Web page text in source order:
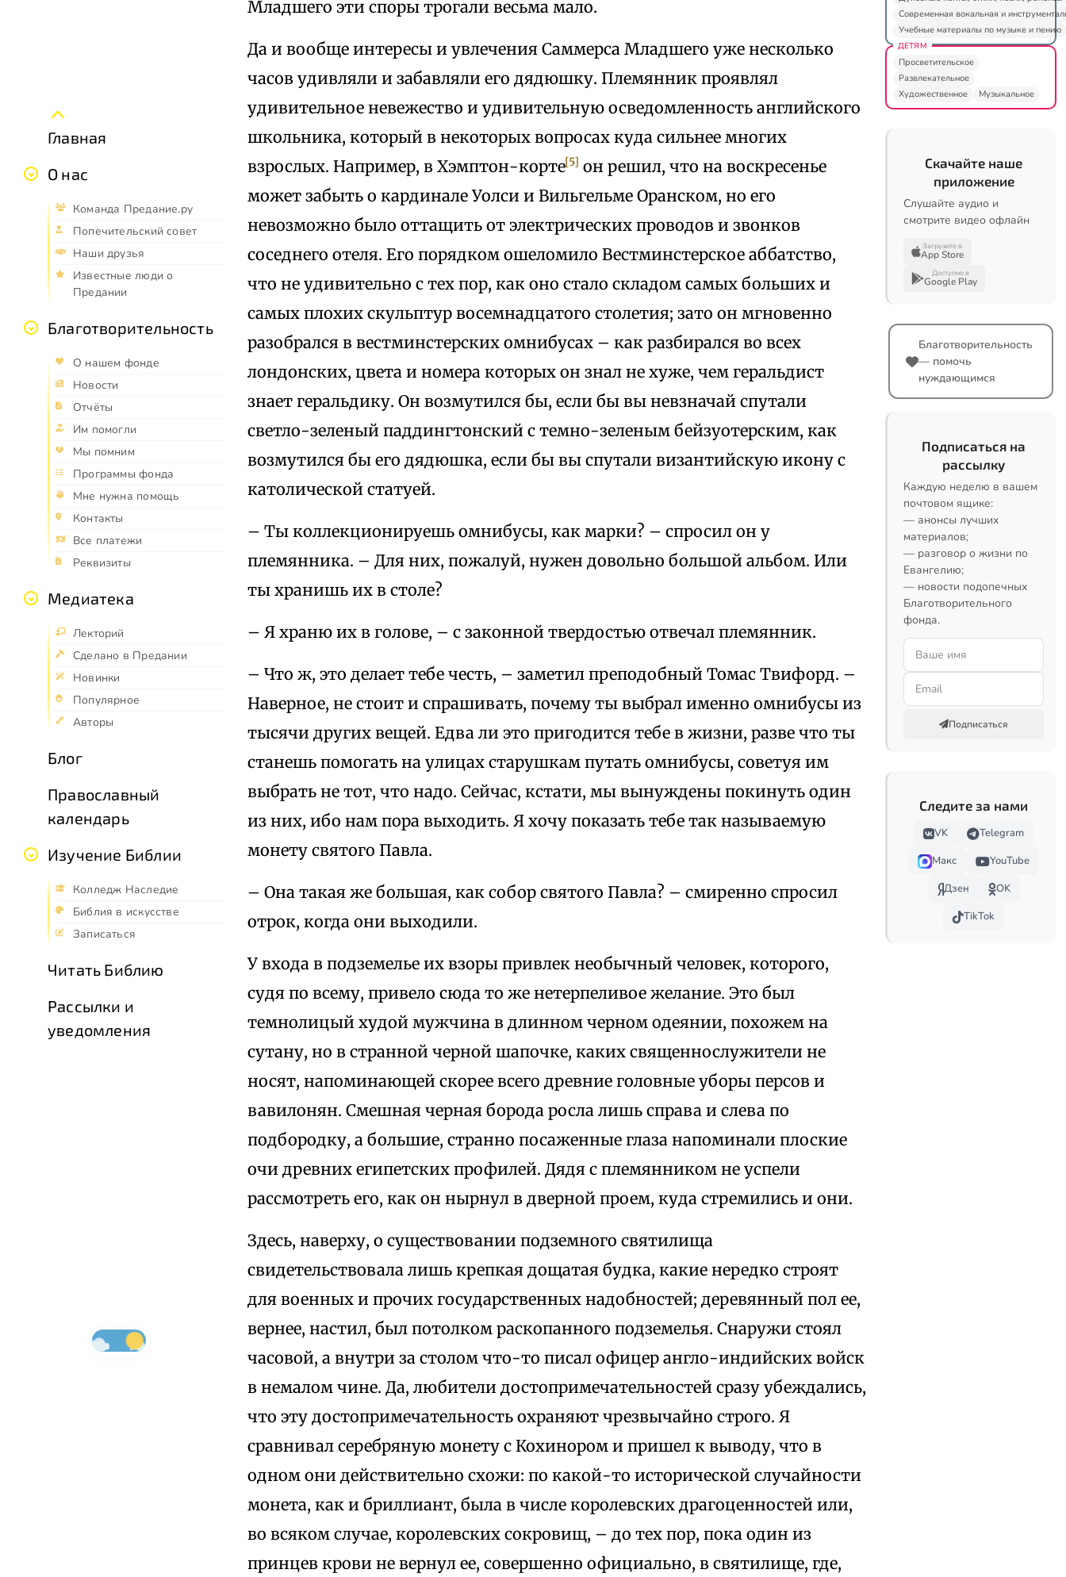
Главная
О нас
Команда Предание.ру
Попечительский совет
Наши друзья
Известные люди о
Предании
Благотворительность
О нашем фонде
Новости
Отчёты
Им помогли
Мы помним
Программы фонда
Мне нужна помощь
Контакты
Все платежи
Реквизиты
Медиатека
Лекторий
Сделано в Предании
Новинки
Популярное
Авторы
Блог
Православный
календарь
Изучение Библии
Колледж Наследие
Библия в искусстве
Записаться
Читать Библию
Рассылки и
уведомления
Младшего эти споры трогали весьма мало.
Да и вообще интересы и увлечения Саммерса Младшего уже несколько
часов удивляли и забавляли его дядюшку. Племянник проявлял
удивительное невежество и удивительную осведомленность английского
школьника, который в некоторых вопросах куда сильнее многих
взрослых. Например, в Хэмптон-корте[5] он решил, что на воскресенье
может забыть о кардинале Уолси и Вильгельме Оранском, но его
невозможно было оттащить от электрических проводов и звонков
соседнего отеля. Его порядком ошеломило Вестминстерское аббатство,
что не удивительно с тех пор, как оно стало складом самых больших и
самых плохих скульптур восемнадцатого столетия; зато он мгновенно
разобрался в вестминстерских омнибусах – как разбирался во всех
лондонских, цвета и номера которых он знал не хуже, чем геральдист
знает геральдику. Он возмутился бы, если бы вы невзначай спутали
светло-зеленый паддингтонский с темно-зеленым бейзуотерским, как
возмутился бы его дядюшка, если бы вы спутали византийскую икону с
католической статуей.
– Ты коллекционируешь омнибусы, как марки? – спросил он у
племянника. – Для них, пожалуй, нужен довольно большой альбом. Или
ты хранишь их в столе?
– Я храню их в голове, – с законной твердостью отвечал племянник.
– Что ж, это делает тебе честь, – заметил преподобный Томас Твифорд. –
Наверное, не стоит и спрашивать, почему ты выбрал именно омнибусы из
тысячи других вещей. Едва ли это пригодится тебе в жизни, разве что ты
станешь помогать на улицах старушкам путать омнибусы, советуя им
выбрать не тот, что надо. Сейчас, кстати, мы вынуждены покинуть один
из них, ибо нам пора выходить. Я хочу показать тебе так называемую
монету святого Павла.
– Она такая же большая, как собор святого Павла? – смиренно спросил
отрок, когда они выходили.
У входа в подземелье их взоры привлек необычный человек, которого,
судя по всему, привело сюда то же нетерпеливое желание. Это был
темнолицый худой мужчина в длинном черном одеянии, похожем на
сутану, но в странной черной шапочке, каких священнослужители не
носят, напоминающей скорее всего древние головные уборы персов и
вавилонян. Смешная черная борода росла лишь справа и слева по
подбородку, а большие, странно посаженные глаза напоминали плоские
очи древних египетских профилей. Дядя с племянником не успели
рассмотреть его, как он нырнул в дверной проем, куда стремились и они.
Здесь, наверху, о существовании подземного святилища
свидетельствовала лишь крепкая дощатая будка, какие нередко строят
для военных и прочих государственных надобностей; деревянный пол ее,
вернее, настил, был потолком раскопанного подземелья. Снаружи стоял
часовой, а внутри за столом что-то писал офицер англо-индийских войск
в немалом чине. Да, любители достопримечательностей сразу убеждались,
что эту достопримечательность охраняют чрезвычайно строго. Я
сравнивал серебряную монету с Кохинором и пришел к выводу, что в
одном они действительно схожи: по какой-то исторической случайности
монета, как и бриллиант, была в числе королевских драгоценностей или,
во всяком случае, королевских сокровищ, – до тех пор, пока один из
принцев крови не вернул ее, совершенно официально, в святилище, где,
Современная вокальная и
Учебные материалы по музыке и пению
ДЕТЯМ
Просветительское
Развлекательное
Художественное
Музыкальное
Скачайте наше
приложение
Слушайте аудио и
смотрите видео офлайн
Загрузите в
App Store
Доступно в
Google Play
Благотворительность
— помочь
нуждающимся
Подписаться на
рассылку
Каждую неделю в вашем
почтовом ящике:
— анонсы лучших
материалов;
— разговор о жизни по
Евангелию;
— новости подопечных
Благотворительного
фонда.
Подписаться
Следите за нами
VK
Telegram
Макс
YouTube
Дзен
OK
TikTok